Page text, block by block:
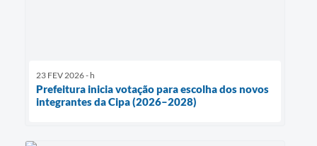
23 FEV 2026 - h
Prefeitura inicia votação para escolha dos novos
integrantes da Cipa (2026–2028)